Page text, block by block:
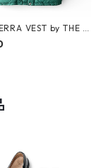
VEST by THE N